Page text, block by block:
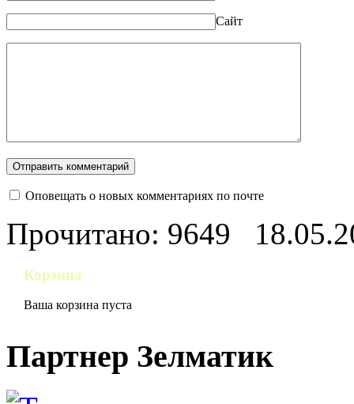
Сайт
Оповещать о новых комментариях по почте
Прочитано: 9649
Корзина
Ваша корзина пуста
Партнер Зелматик